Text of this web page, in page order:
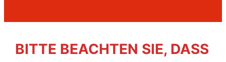
BITTE BEACHTEN SIE, DASS